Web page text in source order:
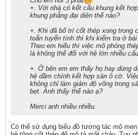
+. Với nhà có kết cấu khung kết
khung phẳng đại diện thế nào?
+. Khi đã bố trí cốt thép xong trong
toắn tuyến tính thì khi kiểm tra ở
Theo em hiểu thì việc mô phỏng
là không thể đối với hệ lớn nhiều
+. Ở bên em em thấy họ hay dùng
hệ dầm chính kết hợp sàn ô cờ.
không chỉ làm giảm độ võng trong
bẹt. Anh thấy thế nào ạ?
Merci anh nhiều nhiều.
Có thể sử dụng biểu đồ tương tác mô